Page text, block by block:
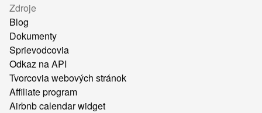
Zdroje
Blog
Dokumenty
Sprievodcovia
Odkaz na API
Tvorcovia webových stránok
Affiliate program
Airbnb calendar widget